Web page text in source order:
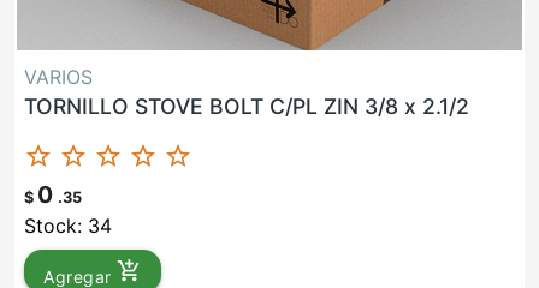
VARIOS
TORNILLO STOVE BOLT C/PL ZIN 3/8 x 2.1/2
star_border star_border star_border star_border star_border
$ 0 .35
Stock: 34
Agregar add_shopping_cart